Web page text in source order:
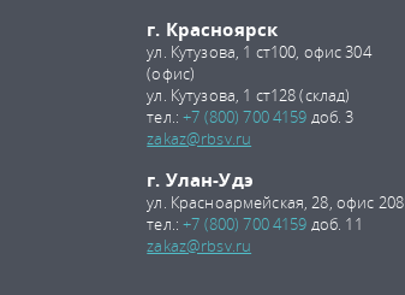
г. Красноярск
ул. Кутузова, 1 ст100, офис 304
(офис)
ул. Кутузова, 1 ст128 (склад)
тел.:+7 (800) 700 4159 доб. 3
zakaz@rbsv.ru
г. Улан-Удэ
ул. Красноармейская, 28, офис 208
тел.:+7 (800) 700 4159 доб. 11
zakaz@rbsv.ru